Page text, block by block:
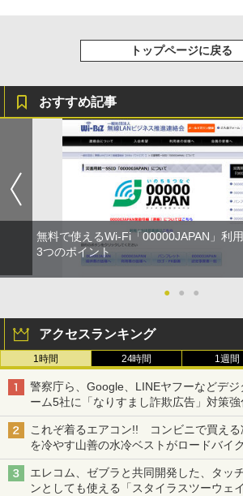
トップページに戻る
おすすめ記事
無料で使えるWi-Fi「00000JAPAN」利
3つのポイント
● ● ●
アクセスランキング
1時間 24時間 1週間
警察庁ら、Google、LINEヤフーなどデ
ーム5社に「なりすまし詐欺広告」対策
真や映像を使った投資詐欺などへの対策
これぞ着るエアコン!! コンビニで買える
を冷やす山善の水冷ベストがロードバイ
ち・ざ・ろーど！その14】【空いた時間
エレコム、ゼブラと共同開発した、タッ
ンとしても使える「スタイラスツーウ